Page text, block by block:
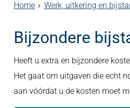
Home Werk, uitkering en
Bijzondere
Heeft u extra en bijzondere
Het gaat om uitgaven die echt
aan vóórdat u de kosten moet